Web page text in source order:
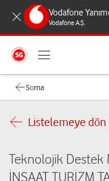
Vodafone
Vodafone A.Ş.
Soma
Listelemeye dön
Teknolojik Destek
İNŞAAT TURİZM